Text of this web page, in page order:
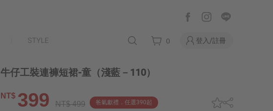
STYLE 0 登入/註冊
牛仔工裝連褲短裙-童 （淺藍－110）
NT$ 399 NT$ 499 爸氣獻禮．任選390起